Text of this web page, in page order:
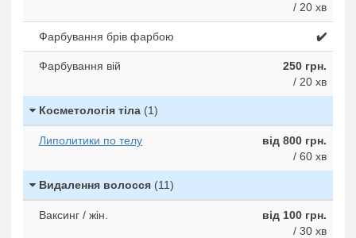
/ 20 хв
Фарбування брів фарбою ✔️
Фарбування вій
250 грн.
/ 20 хв
Косметологія тіла (1)
Липолитики по телу
від 800 грн.
/ 60 хв
Видалення волосся (11)
Ваксинг / жін.
від 100 грн.
/ 30 хв